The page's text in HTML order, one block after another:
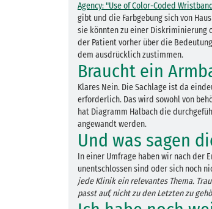
Agency: "Use of Color-Coded
gibt und die Farbgebung sich von
sie könnten zu einer Diskriminierung
der Patient vorher über die
dem ausdrücklich zustimmen.
Braucht ein
Klares Nein. Die Sachlage ist da
erforderlich. Das wird sowohl von
hat Diagramm Halbach die
angewandt werden.
Und was sagen
In einer Umfrage haben wir nach der
unentschlossen sind oder sich noch
jede Klinik ein relevantes Thema.
passt auf, nicht zu den Letzten zu